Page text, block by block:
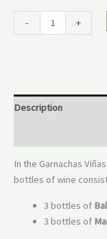
- +
Description
In the Garnachas
bottles of wine
3 bottles of
3 bottles of